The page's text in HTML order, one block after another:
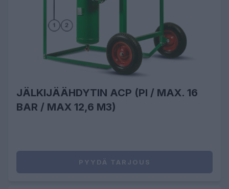
JÄLKIJÄÄHDYTIN ACP (PI / MAX. 16
BAR / MAX 12,6 M3)
PYYDÄ TARJOUS